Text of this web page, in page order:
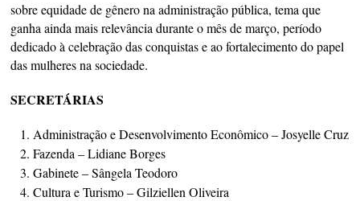
sobre equidade de gênero na administração pública, tema que
ganha ainda mais relevância durante o mês de março, período
dedicado à celebração das conquistas e ao fortalecimento do papel
das mulheres na sociedade.
SECRETÁRIAS
Administração e Desenvolvimento Econômico – Josyelle Cruz
Fazenda – Lidiane Borges
Gabinete – Sângela Teodoro
Cultura e Turismo – Gilziellen Oliveira